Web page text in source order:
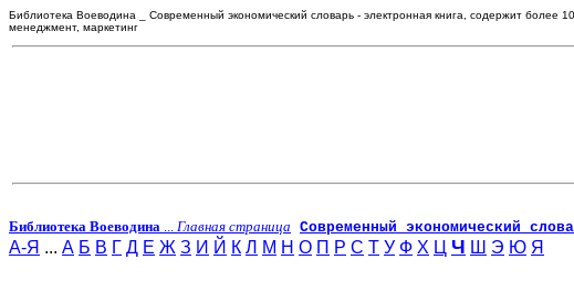
Библиотека Воеводина _ Современный экономический словарь - электронная книга, содержит более
менеджмент, маркетинг
Библиотека Воеводина ... Главная страница Современный экономический
А-Я ... А Б В Г Д Е Ж З И Й К Л М Н О П Р С Т У Ф Х Ц Ч Ш Э Ю Я